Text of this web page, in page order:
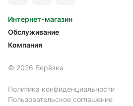
Интернет-магазин
Обслуживание
Компания
© 2026 Берёзка
Политика конфиденциальности
Пользовательское соглашение